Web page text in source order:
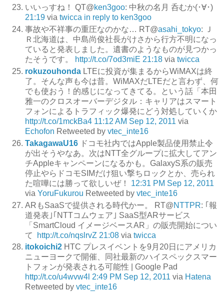
いいっすね！ QT@ken3goo: 中秋の名月 呑むか(･∀･)
21:19 via twicca in reply to ken3goo
事故や不祥事の重圧なのかな… RT@asahi_tokyo: Ｊ
Ｒ北海道は、中島尚俊社長がけさから行方不明になっ
ていると発表しました。遺書のようなものが見つかっ
たそうです。
http://t.co/7od3miE 21:18 via twicca
rokuzouhonda LTEに投資が集まるからWiMAXは終
了。そんな声も今は昔。WiMAXだLTEだと言わず、何
でも使おう！的感じになってきてる。という話「本田
雅一のクロスオーバーデジタル：キャリアはスマート
フォンによるトラフィック爆発にどう対処していくか
http://t.co/1mckBa4 11:12 AM Sep 12, 2011 via
Echofon Retweeted by vtec_inte16
TakagawaU16 ドコモ社内ではApple製品使用禁止令
が出そうやなあ。次はNTT全グループに拡大してアン
チAppleキャンペーンになるかも。GalaxyS系の販売
停止やらドコモSIMだけ狙い撃ちロックとか、売られ
た喧嘩には勝って欲しいぜ！
12:31 PM Sep 12, 2011
via YoruFukurou Retweeted by vtec_inte16
ARもSaaSで提供される時代かー。 RT@NTTPR: ｢報
道発表｣｢NTTコムウェア｣ SaaS型ARサービス
「SmartCloud イメージベースAR」の販売開始につい
て
http://t.co/nqslrvZ 21:08 via twicca
itokoichi2 HTC プレスイベントを9月20日にアメリカ
ニューヨークで開催、同社最新のハイスペックスマー
トフォンが発表される可能性 | Google Pad
http://t.co/u4wvw4l 2:49 PM Sep 12, 2011 via Hatena
Retweeted by vtec_inte16